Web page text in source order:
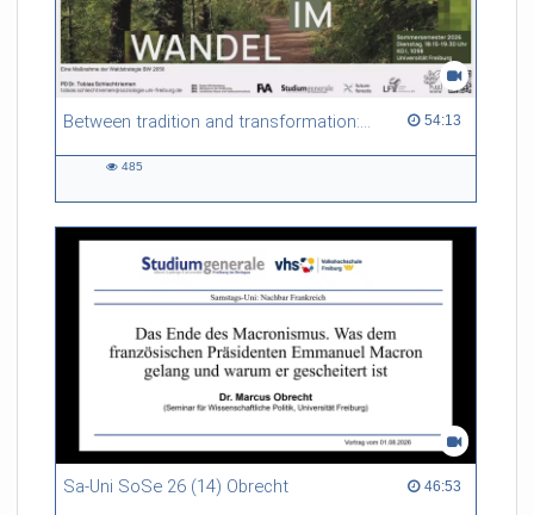
Between tradition and transformation: how owners, advisers and institutions co-create knowledge for resilient forests in Europe 54:13
54:13 duration
485
Sa-Uni SoSe 26 (14) Obrecht 46:53
46:53 duration